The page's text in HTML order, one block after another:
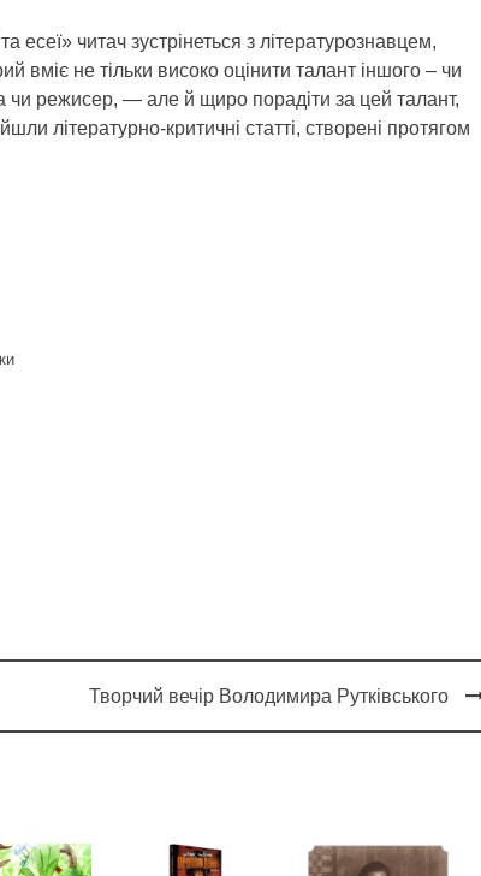
есеї» читач зустрінеться з літературознавцем,
вміє не тільки високо оцінити талант іншого – чи
чи режисер, — але й щиро порадіти за цей талант,
літературно-критичні статті, створені протягом
Творчий вечір Володимира Рутківського